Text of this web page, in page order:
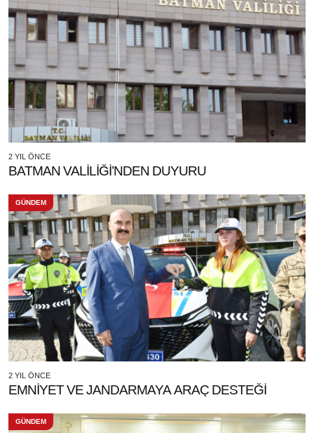
2 YIL ÖNCE
BATMAN VALİLİĞİ’NDEN DUYURU
GÜNDEM
2 YIL ÖNCE
EMNİYET VE JANDARMAYA ARAÇ DESTEĞİ
GÜNDEM